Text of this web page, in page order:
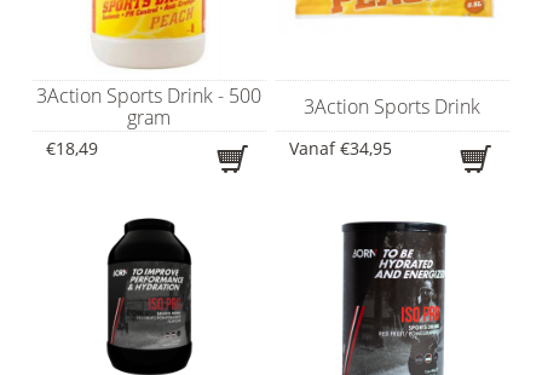
3Action Sports Drink - 500
gram
€18,49
3Action Sports Drink
Vanaf€34,95